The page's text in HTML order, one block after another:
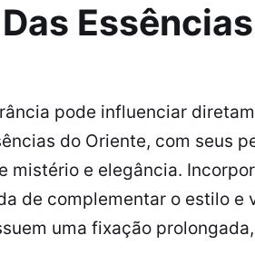
pode influenciar
do Oriente, com seus
mistério e elegância.
de complementar o estilo e
uma fixação